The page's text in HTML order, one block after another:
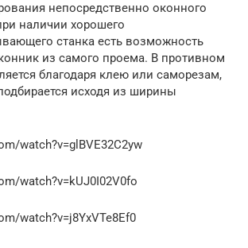
непосредственно оконного
наличии хорошего
станка есть возможность
из самого проема. В противном
благодаря клею или саморезам,
исходя из ширины
watch?v=glBVE32C2yw
watch?v=kUJ0I02V0fo
watch?v=j8YxVTe8Ef0